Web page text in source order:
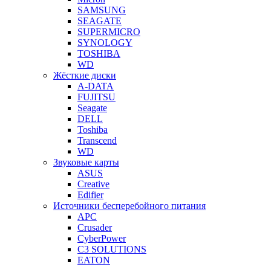
SAMSUNG
SEAGATE
SUPERMICRO
SYNOLOGY
TOSHIBA
WD
Жёсткие диски
A-DATA
FUJITSU
Seagate
DELL
Toshiba
Transcend
WD
Звуковые карты
ASUS
Creative
Edifier
Источники бесперебойного питания
APC
Crusader
CyberPower
C3 SOLUTIONS
EATON